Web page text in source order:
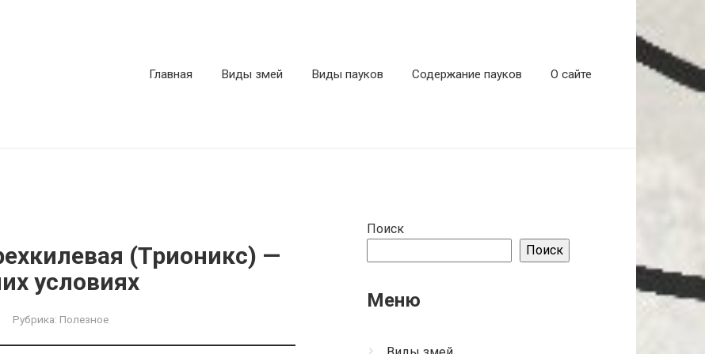
Главная Виды змей Виды пауков Содержание пауков О сайте
(Трионикс) —
условиях
Рубрика: Полезное
Поиск
Поиск
Меню